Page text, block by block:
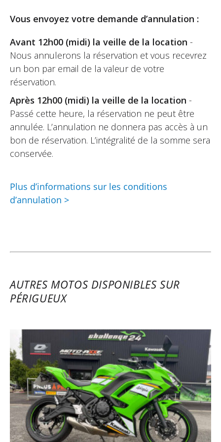
Vous envoyez votre demande d’annulation :
Avant 12h00 (midi) la veille de la location -
Nous annulerons la réservation et vous recevrez
un bon par email de la valeur de votre
réservation.
Après 12h00 (midi) la veille de la location -
Passé cette heure, la réservation ne peut être
annulée. L’annulation ne donnera pas accès à un
bon de réservation. L’intégralité de la somme sera
conservée.
Plus d’informations sur les conditions
d’annulation >
AUTRES MOTOS DISPONIBLES SUR
PÉRIGUEUX